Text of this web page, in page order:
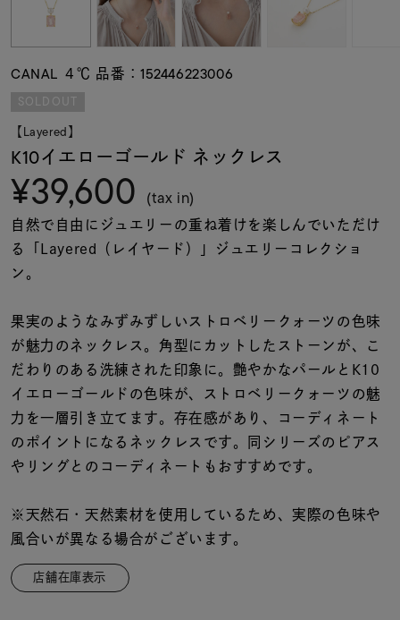
石の色
ファッションテイス
ト
着用シーン
コレクション
レディース
リングサイズ
メンズ
リングサイズ
～
価格 ¥0
在庫
CANAL ４℃ 品番：152446223006
SOLDOUT
【Layered】
K10イエローゴールド ネックレス
¥39,600 (tax in)
自然で自由にジュエリーの重ね着けを楽しんでいただけ
る「Layered（レイヤード）」ジュエリーコレクショ
ン。
果実のようなみずみずしいストロベリークォーツの色味
が魅力のネックレス。角型にカットしたストーンが、こ
だわりのある洗練された印象に。艶やかなパールとK10
イエローゴールドの色味が、ストロベリークォーツの魅
力を一層引き立てます。存在感があり、コーディネート
のポイントになるネックレスです。同シリーズのピアス
やリングとのコーディネートもおすすめです。
※天然石・天然素材を使用しているため、実際の色味や
風合いが異なる場合がございます。
店舗在庫表示